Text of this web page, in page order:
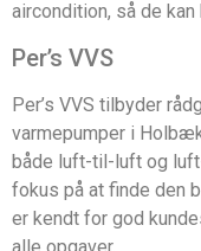
aircondition, så de
Per’s VVS
Per’s VVS tilbyder
varmepumper i
både luft-til-luft og
fokus på at finde den
er kendt for god